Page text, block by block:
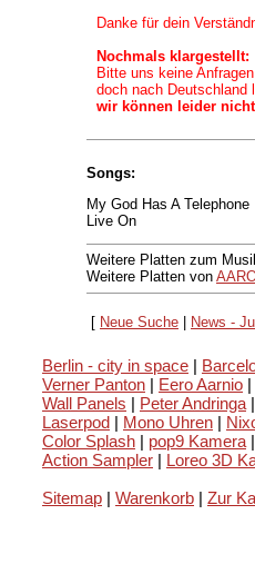
Danke für dein
Nochmals klargestellt:
Bitte uns keine
doch nach Deutschland
wir können leider nicht
Songs:
My God Has A Telephone
Live On
Weitere Platten zum
Weitere Platten von
[ Neue Suche News -
Berlin - city in space |
Verner Panton | Eero Aarnio |
Wall Panels | Peter Andringa |
Laserpod | Mono Uhren |
Color Splash | pop9 Kamera |
Action Sampler | Loreo 3D
Sitemap | Warenkorb | Zur